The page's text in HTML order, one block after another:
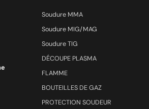
Soudure MMA
Soudure MIG/MAG
Soudure TIG
DÉCOUPE PLASMA
FLAMME
BOUTEILLES DE GAZ
PROTECTION SOUDEUR